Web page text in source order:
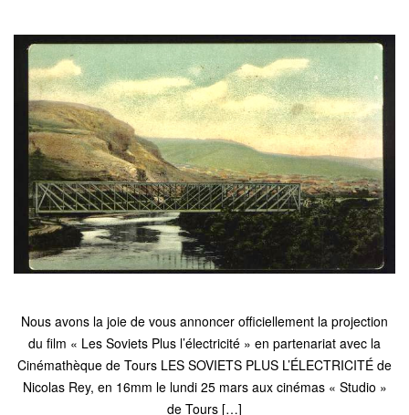
Nous avons la joie de vous annoncer officiellement la projection
du film « Les Soviets Plus l’électricité » en partenariat avec la
Cinémathèque de Tours LES SOVIETS PLUS L’ÉLECTRICITÉ de
Nicolas Rey, en 16mm le lundi 25 mars aux cinémas « Studio »
de Tours […]